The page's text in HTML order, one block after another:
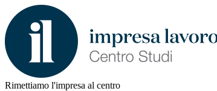
Rimettiamo l'impresa al centro